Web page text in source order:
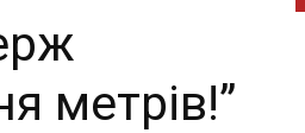
мeтpiв!”